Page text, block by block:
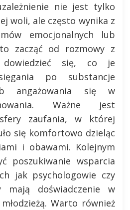
nie jest tylko
woli, ale często wynika z
emocjonalnych lub
zacząć od rozmowy z
dowiedzieć się, co je
po substancje
angażowania się w
Ważne jest
zaufania, w której
się komfortowo dzieląc
i obawami. Kolejnym
poszukiwanie wsparcia
jak psychologowie czy
mają doświadczenie w
Warto również